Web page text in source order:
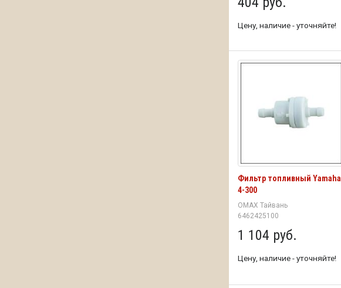
Цену, наличие - уточняйте!
Фильтр топливный Yamaha
4-300
OMAX Тайвань
6462425100
1 104 руб.
Цену, наличие - уточняйте!